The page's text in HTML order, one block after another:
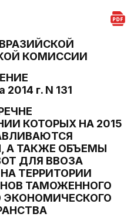
КОМИССИИ
2014 г. N 131
КОТОРЫХ НА 2015
А ТАКЖЕ ОБЪЕМЫ
ДЛЯ ВВОЗА
ТЕРРИТОРИИ
ТАМОЖЕННОГО